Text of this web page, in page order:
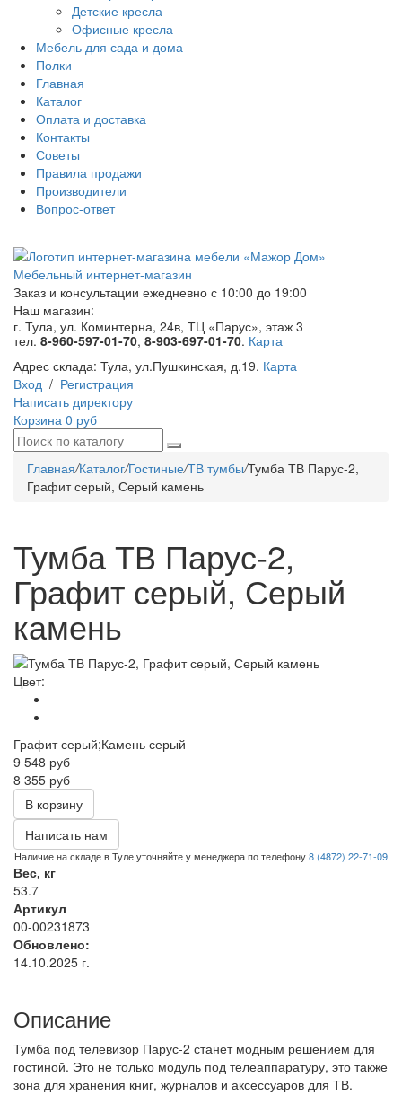
Детские кресла
Офисные кресла
Мебель для сада и дома
Полки
Главная
Каталог
Оплата и доставка
Контакты
Советы
Правила продажи
Производители
Вопрос-ответ
Мебельный интернет-магазин
Заказ и консультации ежедневно с 10:00 до 19:00
Наш магазин:
г. Тула, ул. Коминтерна, 24в, ТЦ «Парус», этаж 3
тел. 8-960-597-01-70, 8-903-697-01-70. Карта
Адрес склада: Тула, ул.Пушкинская, д.19. Карта
Вход / Регистрация
Написать директору
Корзина 0 руб
Главная/Каталог/Гостиные/ТВ тумбы/Тумба ТВ Парус-2,
Графит серый, Серый камень
Тумба ТВ Парус-2,
Графит серый, Серый
камень
Цвет:
Графит серый;Камень серый
9 548 руб
8 355 руб
В корзину
Написать нам
Наличие на складе в Туле уточняйте у менеджера по телефону8 (4872) 22-71-09
Вес, кг
53.7
Артикул
00-00231873
Обновлено:
14.10.2025 г.
Описание
Тумба под телевизор Парус-2 станет модным решением для
гостиной. Это не только модуль под телеаппаратуру, это также
зона для хранения книг, журналов и аксессуаров для ТВ.